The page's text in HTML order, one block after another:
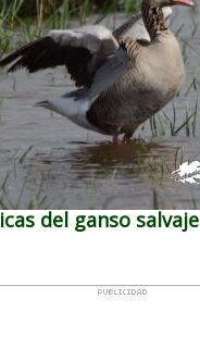
del ganso salvaje